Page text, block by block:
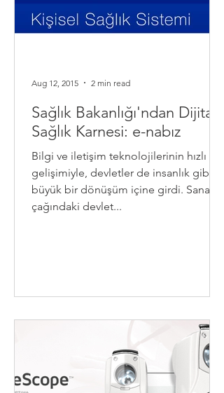
Sağlık Bakanlığı'ndan Dijital
Sağlık Karnesi: e-nabız
Bilgi ve iletişim teknolojilerinin hızlı
gelişimiyle, devletler de insanlık gibi
büyük bir dönüşüm içine girdi. Sanayi
çağındaki devlet...
Aug 12, 2015 2 min read